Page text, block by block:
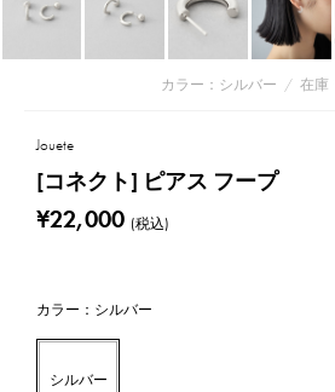
カラー：シルバー / 在庫
Jouete
[コネクト] ピアス フープ
¥22,000 (税込)
カラー：シルバー
シルバー